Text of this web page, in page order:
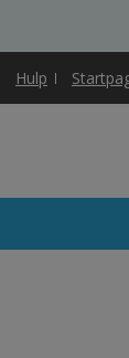
Hulp